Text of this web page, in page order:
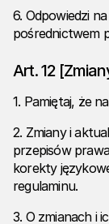
6. Odpowiedzi
pośrednictwem
Art. 12
1. Pamiętaj, że
2. Zmiany i
przepisów
korekty
regulaminu.
3. O zmianach i